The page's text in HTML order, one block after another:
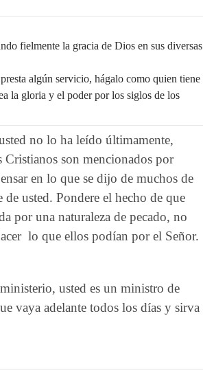
fielmente la gracia de Dios en sus diversas
algún servicio, hágalo como quien tiene
la gloria y el poder por los siglos de los
no lo ha leído últimamente,
Cristianos son mencionados por
en lo que se dijo de muchos de
usted. Pondere el hecho de que
por una naturaleza de pecado, no
lo que ellos podían por el Señor.
usted es un ministro de
vaya adelante todos los días y sirva